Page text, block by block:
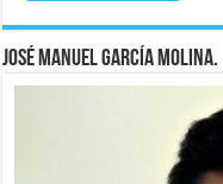
José Manuel García Molina.